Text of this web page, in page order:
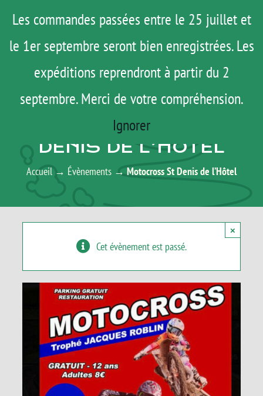
Les commandes passées entre le 25 juillet et
le 1er septembre seront bien enregistrées. Les
expéditions reprendront à partir du 2
septembre. Merci de votre compréhension.
Ignorer
contenu
Menu
ROAD TRIP
ACTUS
TESTS
AGENDA
MATOS
AGENDA
MOTOCROSS ST
DENIS DE L’HÔTEL
Accueil→ Évènements → Motocross St Denis de l’Hôtel
Cet évènement est passé.
×